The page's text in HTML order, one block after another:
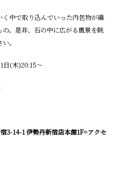
中で取り込んでいった内包物が織
の。是非、石の中に広がる風景を眺
。
日(木)20:15〜
3-14-1 伊勢丹新宿店本館1F=アクセ